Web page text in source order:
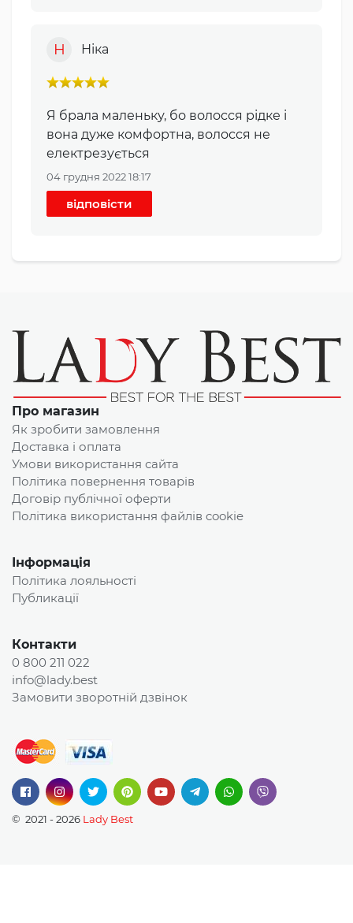
Н Ніка
Я брала маленьку, бо волосся рідке і
вона дуже комфортна, волосся не
електрезується
04 грудня 2022 18:17
відповісти
Про магазин
Як зробити замовлення
Доставка і оплата
Умови використання сайта
Політика повернення товарів
Договір публічної оферти
Політика використання файлів cookie
Інформація
Політика лояльності
Публикації
Контакти
0 800 211 022
info@lady.best
Замовити зворотній дзвінок
© 2021 - 2026 Lady Best